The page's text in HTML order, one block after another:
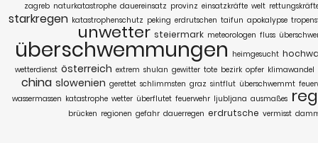
zagreb naturkatastrophe dauereinsatz provinz einsatzkräfte welt
starkregen katastrophenschutz peking erdrutschen taifun apokalypse
unwetter steiermark meteorologen fluss
überschwemmungen heimgesucht
wetterdienst österreich extrem shulan gewitter tote bezirk opfer klimawandel
china slowenien gerettet schlimmsten graz sintflut überschwemmt
wassermassen katastrophe wetter überflutet feuerwehr ljubljana ausmaßes
brücken regionen gefahr dauerregen erdrutsche vermisst